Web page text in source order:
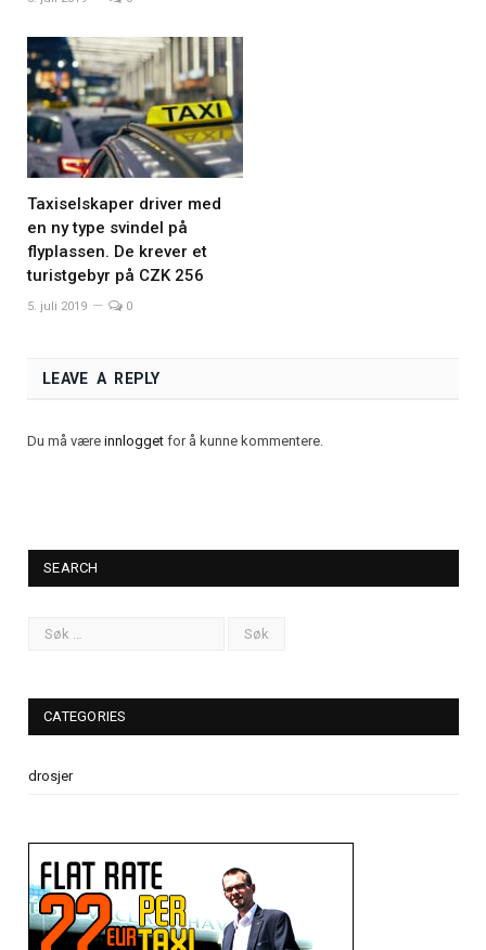
Taxiselskaper driver med
en ny type svindel på
flyplassen. De krever et
turistgebyr på CZK 256
5. juli 2019 0
LEAVE A REPLY
Du må være innlogget for å kunne kommentere.
SEARCH
CATEGORIES
drosjer